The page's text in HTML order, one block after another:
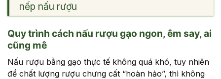
nếp nấu rượu
Quy trình cách nấu rượu gạo ngon, êm say, ai
cũng mê
Nấu rượu bằng gạo thực tế không quá khó, tuy nhiên
để chất lượng rượu chưng cất “hoàn hảo”, thì không